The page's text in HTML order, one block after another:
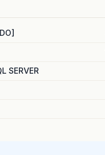
SERVER